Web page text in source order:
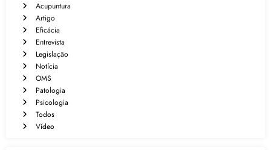
Acupuntura
Artigo
Eficácia
Entrevista
Legislação
Notícia
OMS
Patologia
Psicologia
Todos
Vídeo